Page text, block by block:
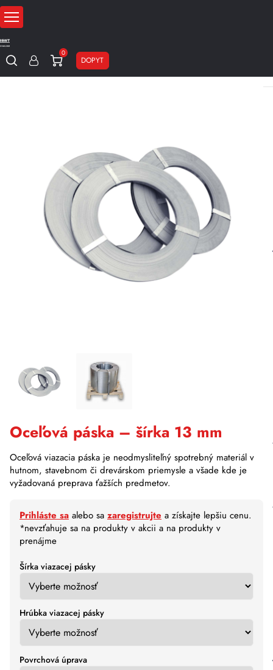
0
DOPYT
Oceľová páska – šírka 13 mm
Oceľová viazacia páska je neodmysliteľný spotrebný materiál v
hutnom, stavebnom či drevárskom priemysle a všade kde je
vyžadovaná preprava ťažších predmetov.
Prihláste sa alebo sa zaregistrujte a získajte lepšiu cenu.
*nevzťahuje sa na produkty v akcii a na produkty v
prenájme
Šírka viazacej pásky
Hrúbka viazacej pásky
Povrchová úprava